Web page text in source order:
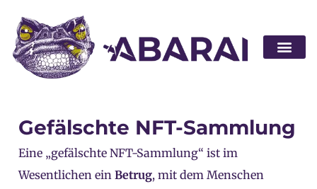
Gefälschte NFT-Sammlung
Eine „gefälschte NFT-Sammlung“ ist im
Wesentlichen ein Betrug, mit dem Menschen